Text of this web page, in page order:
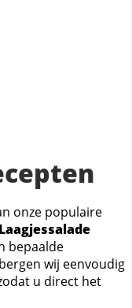
onze populaire
Laagjessalade
bepaalde
wij eenvoudig
u direct het